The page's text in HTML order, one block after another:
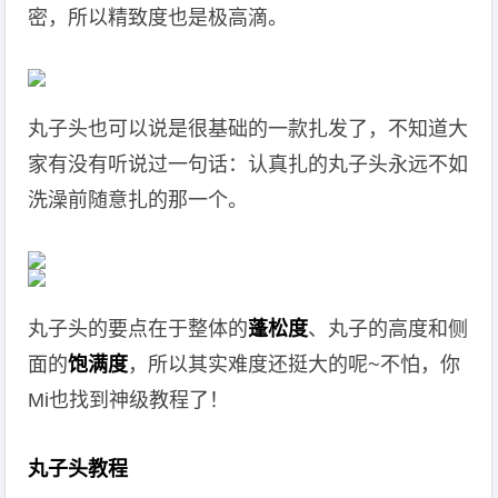
密，所以精致度也是极高滴。
丸子头也可以说是很基础的一款扎发了，不知道大
家有没有听说过一句话：认真扎的丸子头永远不如
洗澡前随意扎的那一个。
丸子头的要点在于整体的蓬松度、丸子的高度和侧
面的饱满度，所以其实难度还挺大的呢~不怕，你
Mi也找到神级教程了！
丸子头教程